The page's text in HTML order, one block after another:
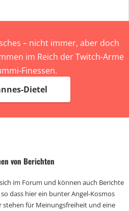
– nicht immer, aber doch
im Reich der Twitch-Arme
Finessen.
Dietel
von Berichten
im Forum und können auch Berichte
dass hier ein bunter Angel-Kosmos
stehen für Meinungsfreiheit und eine